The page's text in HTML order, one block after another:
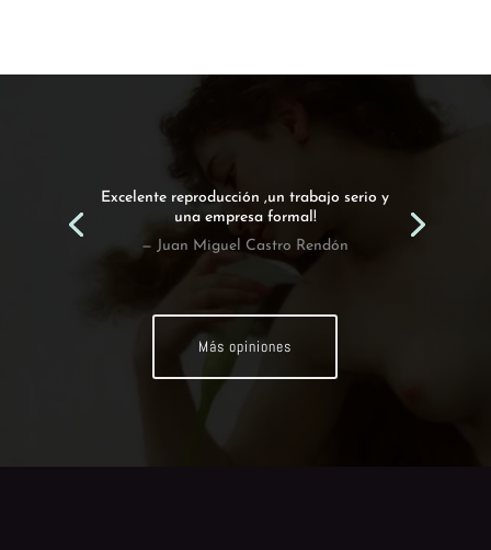
Excelente reproducción ,un trabajo serio y
una empresa formal!
— Juan Miguel Castro Rendón
Más opiniones